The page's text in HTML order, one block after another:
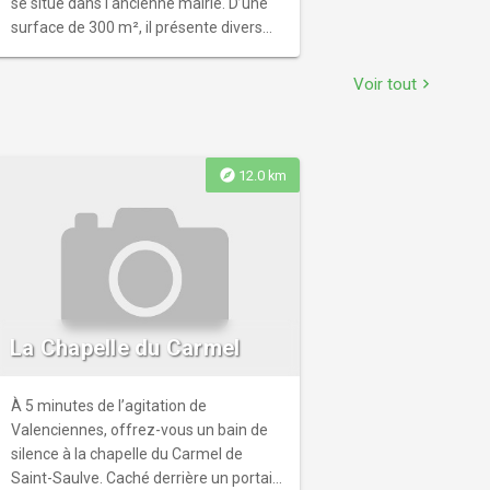
surface de 300 m², il présente divers
particulièrement illustrés par de
Voir tout chevron_right
explore 12.0 km
La Chapelle du Carmel
À 5 minutes de l’agitation de
Valenciennes, offrez-vous un bain de
silence à la chapelle du Carmel de
Saint-Saulve. Caché derrière un portail